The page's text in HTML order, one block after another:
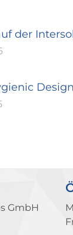
der
Design
GmbH